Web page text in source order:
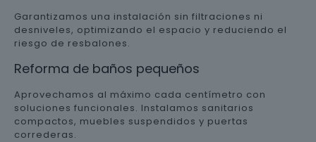
Garantizamos una instalación sin filtraciones ni
desniveles, optimizando el espacio y reduciendo el
riesgo de resbalones.
Reforma de baños pequeños
Aprovechamos al máximo cada centímetro con
soluciones funcionales. Instalamos sanitarios
compactos, muebles suspendidos y puertas
correderas.